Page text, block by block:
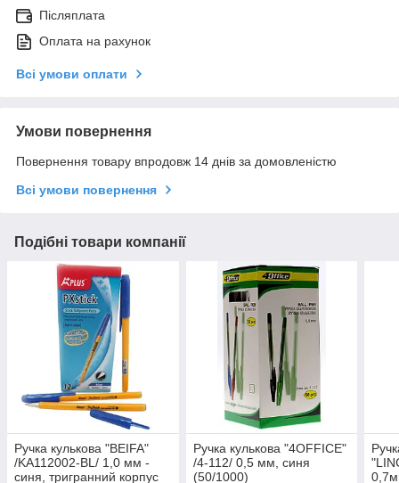
Післяплата
Оплата на рахунок
Всі умови оплати
Умови повернення
Повернення товару впродовж 14 днів за домовленістю
Всі умови повернення
Подібні товари компанії
Ручка кулькова "BEIFA"
/KA112002-BL/ 1,0 мм -
синя, тригранний корпус
Ручка кулькова "4OFFICE"
/4-112/ 0,5 мм, синя
(50/1000)